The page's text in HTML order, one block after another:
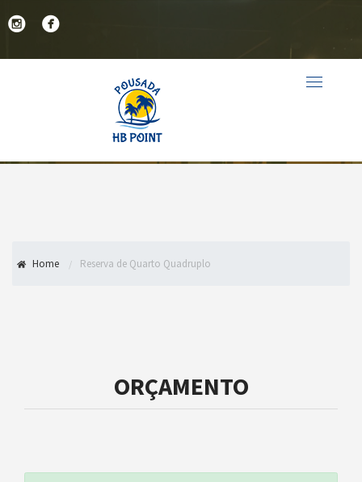
Home Reserva de Quarto Quadruplo
ORÇAMENTO